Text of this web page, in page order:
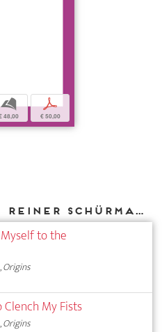
b
48,00
p
€ 50,00
Autres textes de Reiner Schürmann parus chez DIAPHANES
to the
Origins
My Fists
Origins